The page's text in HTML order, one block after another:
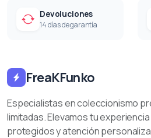
Devoluciones
14 días de garantía
FreaKFunko
Especialistas en coleccionismo
limitadas. Elevamos tu
protegidos y atención